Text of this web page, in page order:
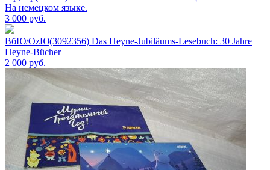
На немецком языке.
3 000 руб.
ВбЮ/OzЮ(3092356) Das Heyne-Jubiläums-Lesebuch: 30 Jahre
Heyne-Bücher
2 000 руб.